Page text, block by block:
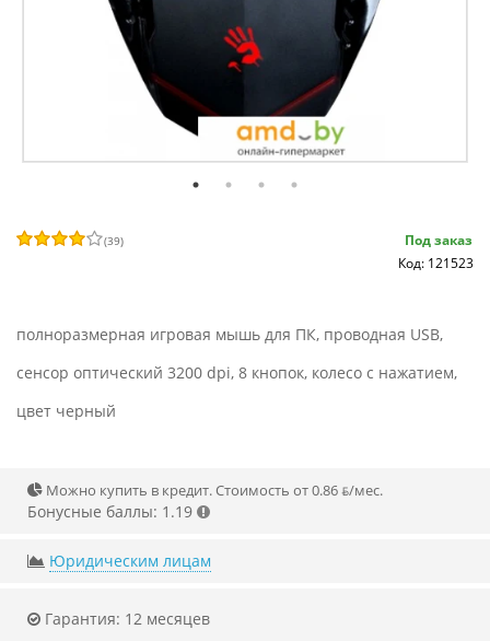
(39)
Под заказ
Код: 121523
полноразмерная игровая мышь для ПК, проводная USB,
сенсор оптический 3200 dpi, 8 кнопок, колесо с нажатием,
цвет черный
Можно купить в кредит. Стоимость от 0.86 ƃ/мec.
Бонусные баллы: 1.19
Юридическим лицам
Гарантия: 12 месяцев